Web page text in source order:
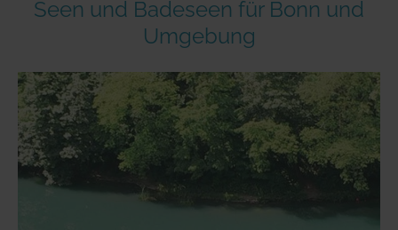
Ausgefallenes
Hundefreundliche Unterkünfte
Glamping
Top Seen nach Bundesländern
Deutschlands Lieblingsseen
Seen in Europa
Österreich
Schweiz
Seen und Badeseen für Bonn und
Umgebung